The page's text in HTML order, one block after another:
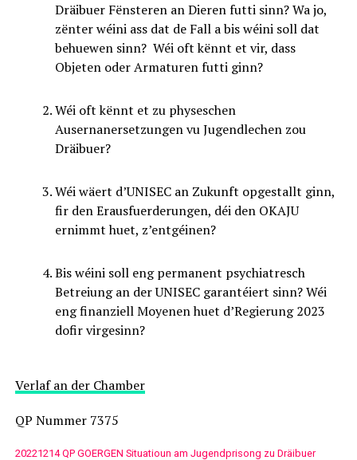
Dräibuer Fënsteren an Dieren futti sinn? Wa jo,
zënter wéini ass dat de Fall a bis wéini soll dat
behuewen sinn? Wéi oft kënnt et vir, dass
Objeten oder Armaturen futti ginn?
Wéi oft kënnt et zu physeschen
Ausernanersetzungen vu Jugendlechen zou
Dräibuer?
Wéi wäert d’UNISEC an Zukunft opgestallt ginn,
fir den Erausfuerderungen, déi den OKAJU
ernimmt huet, z’entgéinen?
Bis wéini soll eng permanent psychiatresch
Betreiung an der UNISEC garantéiert sinn? Wéi
eng finanziell Moyenen huet d’Regierung 2023
dofir virgesinn?
Verlaf an der Chamber
QP Nummer 7375
20221214 QP GOERGEN Situatioun am Jugendprisong zu Dräibuer